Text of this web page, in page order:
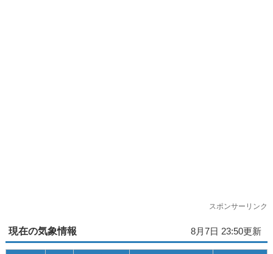
スポンサーリンク
現在の気象情報 8月7日 23:50更新